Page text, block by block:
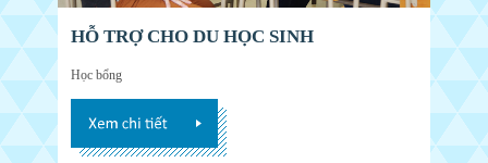
HỖ TRỢ CHO DU HỌC SINH
Học bổng